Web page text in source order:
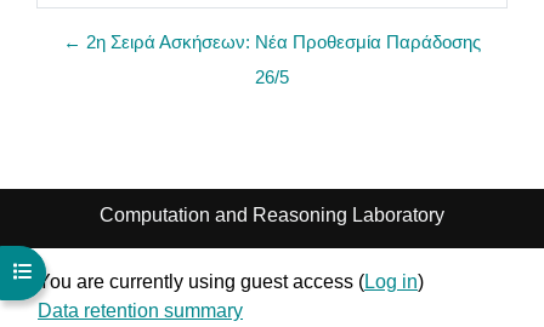
Open course index
← 2η Σειρά Ασκήσεων: Νέα Προθεσμία Παράδοσης
26/5
Computation and Reasoning Laboratory
You are currently using guest access (Log in)
Data retention summary